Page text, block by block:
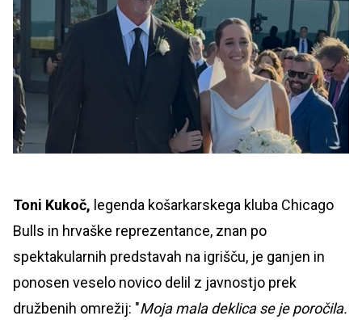
Toni Kukoč, legenda košarkarskega kluba Chicago
Bulls in hrvaške reprezentance, znan po
spektakularnih predstavah na igrišču, je ganjen in
ponosen veselo novico delil z javnostjo prek
družbenih omrežij: "Moja mala deklica se je poročila.